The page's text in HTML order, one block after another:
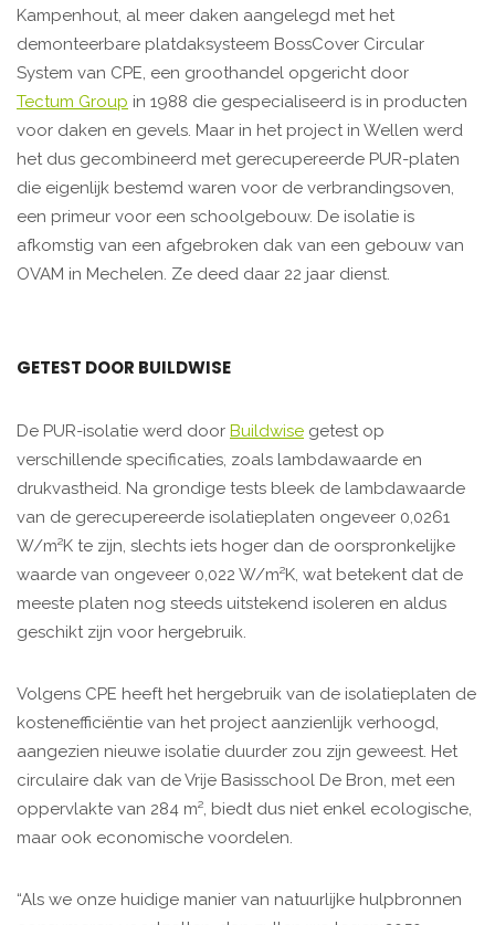
Kampenhout, al meer daken aangelegd met het
demonteerbare platdaksysteem BossCover Circular
System van CPE, een groothandel opgericht door
Tectum Group in 1988 die gespecialiseerd is in producten
voor daken en gevels. Maar in het project in Wellen werd
het dus gecombineerd met gerecupereerde PUR-platen
die eigenlijk bestemd waren voor de verbrandingsoven,
een primeur voor een schoolgebouw. De isolatie is
afkomstig van een afgebroken dak van een gebouw van
OVAM in Mechelen. Ze deed daar 22 jaar dienst.
GETEST DOOR BUILDWISE
De PUR-isolatie werd door Buildwise getest op
verschillende specificaties, zoals lambdawaarde en
drukvastheid. Na grondige tests bleek de lambdawaarde
van de gerecupereerde isolatieplaten ongeveer 0,0261
W/m²K te zijn, slechts iets hoger dan de oorspronkelijke
waarde van ongeveer 0,022 W/m²K, wat betekent dat de
meeste platen nog steeds uitstekend isoleren en aldus
geschikt zijn voor hergebruik.
Volgens CPE heeft het hergebruik van de isolatieplaten de
kostenefficiëntie van het project aanzienlijk verhoogd,
aangezien nieuwe isolatie duurder zou zijn geweest. Het
circulaire dak van de Vrije Basisschool De Bron, met een
oppervlakte van 284 m², biedt dus niet enkel ecologische,
maar ook economische voordelen.
“Als we onze huidige manier van natuurlijke hulpbronnen